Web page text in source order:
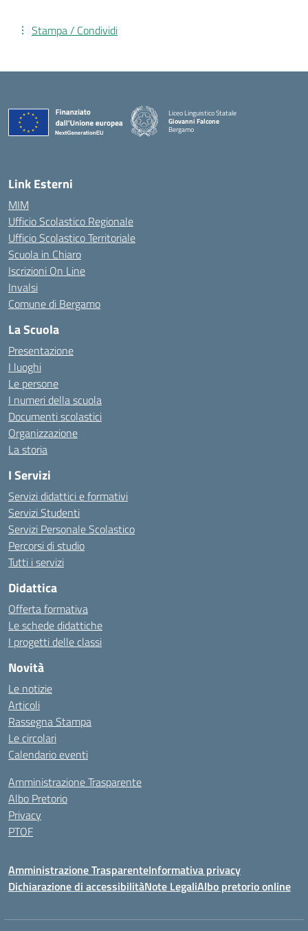
Stampa / Condividi
Liceo Linguistico Statale
Giovanni Falcone
Bergamo
— Visita la pagina iniziale della scuola
Link Esterni
MIM
Ufficio Scolastico Regionale
Ufficio Scolastico Territoriale
Scuola in Chiaro
Iscrizioni On Line
Invalsi
Comune di Bergamo
La Scuola
Presentazione
I luoghi
Le persone
I numeri della scuola
Documenti scolastici
Organizzazione
La storia
I Servizi
Servizi didattici e formativi
Servizi Studenti
Servizi Personale Scolastico
Percorsi di studio
Tutti i servizi
Didattica
Offerta formativa
Le schede didattiche
I progetti delle classi
Novità
Le notizie
Articoli
Rassegna Stampa
Le circolari
Calendario eventi
Amministrazione Trasparente
Albo Pretorio
Privacy
PTOF
Amministrazione TrasparenteInformativa privacy
Dichiarazione di accessibilitàNote LegaliAlbo pretorio online